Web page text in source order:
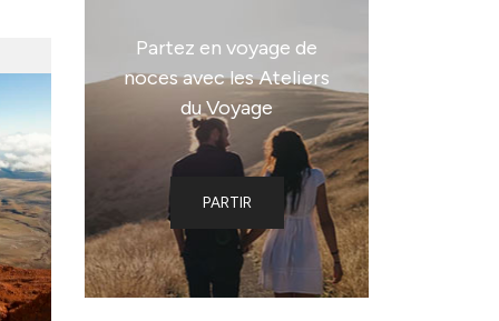
Partez en voyage de
noces avec les Ateliers
du Voyage
PARTIR